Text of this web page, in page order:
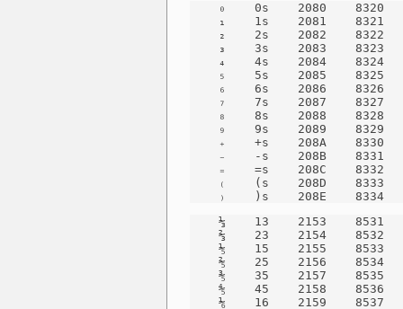
₀    0s    2080    8320
₁    1s    2081    8321
₂    2s    2082    8322
₃    3s    2083    8323
₄    4s    2084    8324
₅    5s    2085    8325
₆    6s    2086    8326
₇    7s    2087    8327
₈    8s    2088    8328
₉    9s    2089    8329
₊    +s    208A    8330
₋    -s    208B    8331
₌    =s    208C    8332
₍    (s    208D    8333
₎    )s    208E    8334
⅓    13    2153    8531
⅔    23    2154    8532
⅕    15    2155    8533
⅖    25    2156    8534
⅗    35    2157    8535
⅘    45    2158    8536
⅙    16    2159    8537